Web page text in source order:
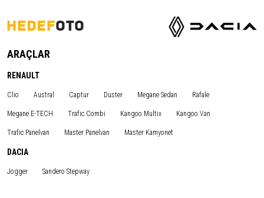
ARAÇLAR
RENAULT
Clio Austral Captur Duster Megane Sedan Rafale
Megane E-TECH Trafic Combi Kangoo Multix Kangoo Van
Trafic Panelvan Master Panelvan Master Kamyonet
DACIA
Jogger Sandero Stepway